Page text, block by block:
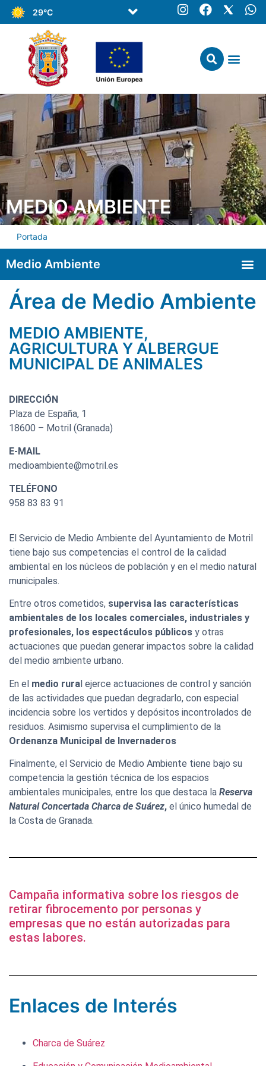
29°C
MEDIO AMBIENTE
Portada
Medio Ambiente
Área de Medio Ambiente
MEDIO AMBIENTE,
AGRICULTURA Y ALBERGUE
MUNICIPAL DE ANIMALES
DIRECCIÓN
Plaza de España, 1
18600 – Motril (Granada)
E-MAIL
medioambiente@motril.es
TELÉFONO
958 83 83 91
El Servicio de Medio Ambiente del Ayuntamiento de Motril
tiene bajo sus competencias el control de la calidad
ambiental en los núcleos de población y en el medio natural
municipales.
Entre otros cometidos, supervisa las características
ambientales de los locales comerciales, industriales y
profesionales, los espectáculos públicos y otras
actuaciones que puedan generar impactos sobre la calidad
del medio ambiente urbano.
En el medio rural ejerce actuaciones de control y sanción
de las actividades que puedan degradarlo, con especial
incidencia sobre los vertidos y depósitos incontrolados de
residuos. Asimismo supervisa el cumplimiento de la
Ordenanza Municipal de Invernaderos
Finalmente, el Servicio de Medio Ambiente tiene bajo su
competencia la gestión técnica de los espacios
ambientales municipales, entre los que destaca la Reserva
Natural Concertada Charca de Suárez, el único humedal de
la Costa de Granada.
Campaña informativa sobre los riesgos de
retirar fibrocemento por personas y
empresas que no están autorizadas para
estas labores.
Enlaces de Interés
Charca de Suárez